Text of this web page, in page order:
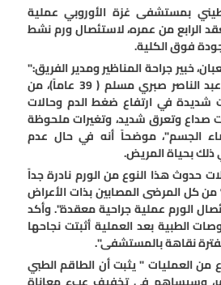
بمستشفى غزة الأوروبي عملية
الرابع من عمره، لاستئصال ورم نشط
فوق الكلية.
خبير جراحة المناظير ومدير الفريق:"
إن الورم سبب للمريض عبد الناصر صبري مسلم ( 39 عاماً)، من
شديدة في ارتفاع ضغط الدم وحالات
صداع وتعرق شديد، وتغيرات ملحوظة
الجسم"، موضحاً أنه في حال عدم
ذلك بحياة المريض.
حدوث هذا النوع من الورم نادرة جداً
إذ لا تتعدى 0.5% من كل المرضى المصابين بذات الأعراض
الورم عملية جراحية معقدة". وأكد
الطبية بعد العملية أثبتت نجاحها
نقاهة بالمستشفى".
من العمليات " يثبت أن الطاقم الطبي